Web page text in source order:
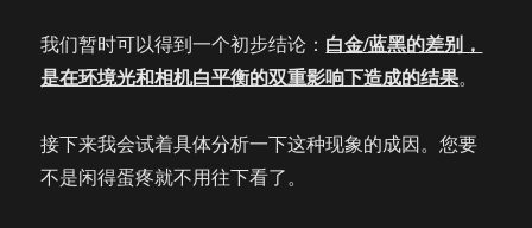
我们暂时可以得到一个初步结论： 白金/蓝黑的差别，
是在环境光和相机白平衡的双重影响下造成的结果。
接下来我会试着具体分析一下这种现象的成因。您要
不是闲得蛋疼就不用往下看了。